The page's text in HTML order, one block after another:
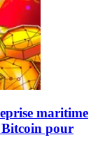
maritime
Bitcoin pour